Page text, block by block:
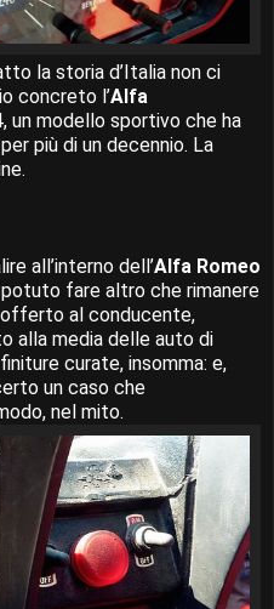
la storia d’Italia non ci
concreto l’Alfa
un modello sportivo che ha
più di un decennio. La
all’interno dell’Alfa Romeo
fare altro che rimanere
al conducente,
alla media delle auto di
curate, insomma: e,
un caso che
nel mito.